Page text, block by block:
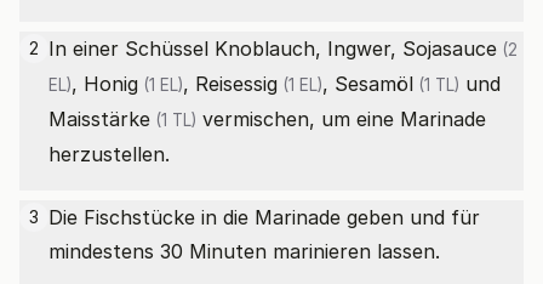
2 In einer Schüssel Knoblauch, Ingwer, Sojasauce (2
EL), Honig (1 EL), Reisessig (1 EL), Sesamöl (1 TL) und
Maisstärke (1 TL) vermischen, um eine Marinade
herzustellen.
3 Die Fischstücke in die Marinade geben und für
mindestens 30 Minuten marinieren lassen.